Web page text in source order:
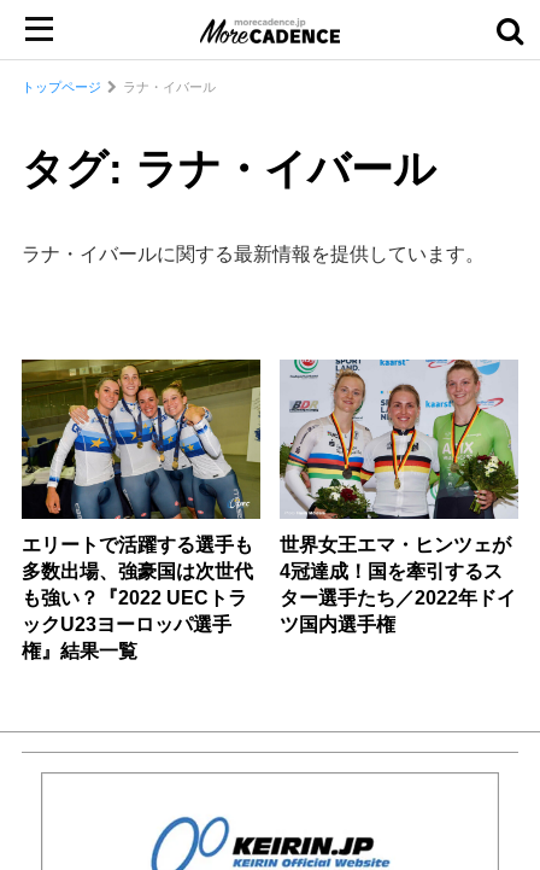
トップページ ラナ・イバール
タグ: ラナ・イバール
ラナ・イバールに関する最新情報を提供しています。
エリートで活躍する選手も
多数出場、強豪国は次世代
も強い？『2022 UECトラ
ックU23ヨーロッパ選手
権』結果一覧
世界女王エマ・ヒンツェが
4冠達成！国を牽引するス
ター選手たち／2022年ドイ
ツ国内選手権